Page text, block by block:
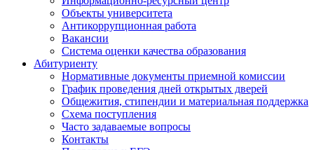
Объекты университета
Антикоррупционная работа
Вакансии
Система оценки качества образования
Абитуриенту
Нормативные документы приемной комиссии
График проведения дней открытых дверей
Общежития, стипендии и материальная поддержка
Схема поступления
Часто задаваемые вопросы
Контакты